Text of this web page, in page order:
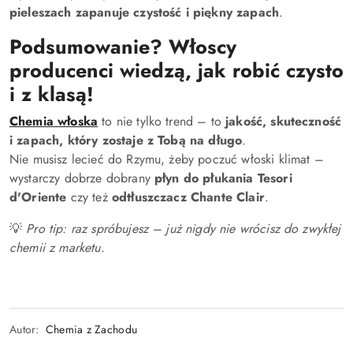
pieleszach zapanuje czystość i piękny zapach.
Podsumowanie? Włoscy
producenci wiedzą, jak robić czysto
i z klasą!
Chemia włoska to nie tylko trend – tojakość, skuteczność
i zapach, który zostaje z Tobą na długo.
Nie musisz lecieć do Rzymu, żeby poczuć włoski klimat –
wystarczy dobrze dobrany płyn do płukania Tesori
d'Oriente czy też odtłuszczacz Chante Clair.
💡 Pro tip: raz spróbujesz – już nigdy nie wrócisz do zwykłej
chemii z marketu.
Autor: Chemia z Zachodu